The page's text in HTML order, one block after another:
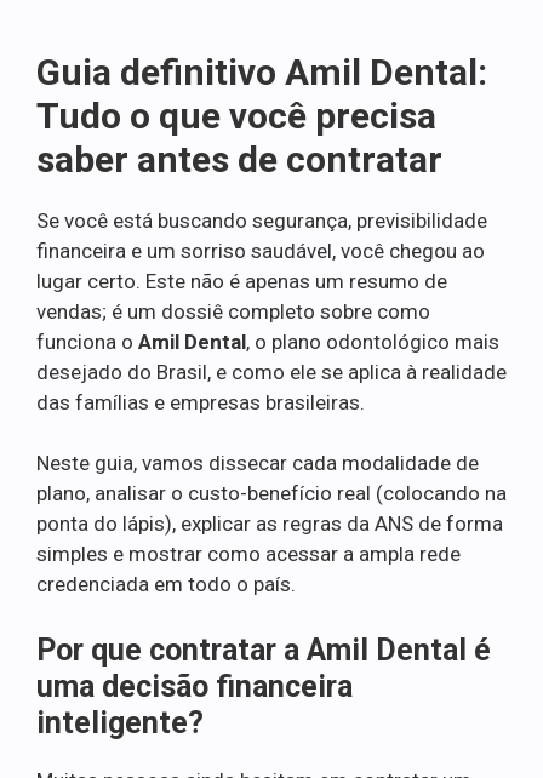
Guia definitivo Amil Dental:
Tudo o que você precisa
saber antes de contratar
Se você está buscando segurança, previsibilidade
financeira e um sorriso saudável, você chegou ao
lugar certo. Este não é apenas um resumo de
vendas; é um dossiê completo sobre como
funciona o Amil Dental, o plano odontológico mais
desejado do Brasil, e como ele se aplica à realidade
das famílias e empresas brasileiras.
Neste guia, vamos dissecar cada modalidade de
plano, analisar o custo-benefício real (colocando na
ponta do lápis), explicar as regras da ANS de forma
simples e mostrar como acessar a ampla rede
credenciada em todo o país.
Por que contratar a Amil Dental é
uma decisão financeira
inteligente?